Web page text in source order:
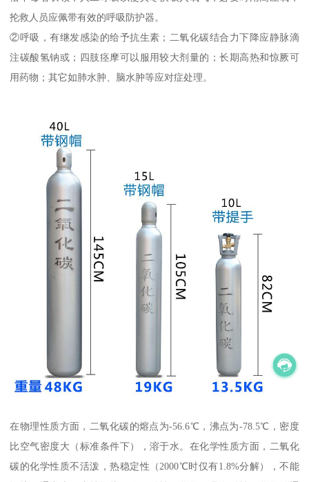
抡救人员应佩带有效的呼吸防护器。
②呼吸，有继发感染的给予抗生素；二氧化碳结合力下降应静脉滴
注碳酸氢钠或；四肢痉摩可以服用较大剂量的；长期高热和惊厥可
用药物；其它如肺水肿、脑水肿等应对症处理。
在物理性质方面，二氧化碳的熔点为-56.6℃，沸点为-78.5℃，密度
比空气密度大（标准条件下），溶于水。在化学性质方面，二氧化
碳的化学性质不活泼，热稳定性（2000℃时仅有1.8%分解），不能